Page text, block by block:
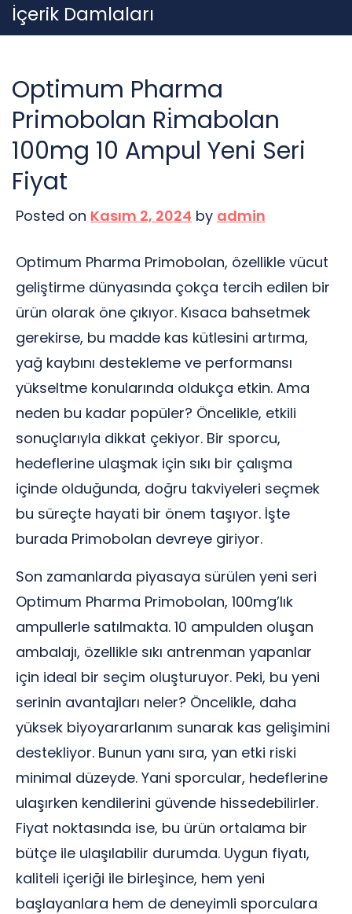
Skip
to
İçerik Damlaları
Optimum Pharma
Primobolan Ri̇mabolan
100mg 10 Ampul Yeni Seri
Fiyat
Posted on Kasım 2, 2024 by admin
Optimum Pharma Primobolan, özellikle vücut
geliştirme dünyasında çokça tercih edilen bir
ürün olarak öne çıkıyor. Kısaca bahsetmek
gerekirse, bu madde kas kütlesini artırma,
yağ kaybını destekleme ve performansı
yükseltme konularında oldukça etkin. Ama
neden bu kadar popüler? Öncelikle, etkili
sonuçlarıyla dikkat çekiyor. Bir sporcu,
hedeflerine ulaşmak için sıkı bir çalışma
içinde olduğunda, doğru takviyeleri seçmek
bu süreçte hayati bir önem taşıyor. İşte
burada Primobolan devreye giriyor.
Son zamanlarda piyasaya sürülen yeni seri
Optimum Pharma Primobolan, 100mg’lık
ampullerle satılmakta. 10 ampulden oluşan
ambalajı, özellikle sıkı antrenman yapanlar
için ideal bir seçim oluşturuyor. Peki, bu yeni
serinin avantajları neler? Öncelikle, daha
yüksek biyoyararlanım sunarak kas gelişimini
destekliyor. Bunun yanı sıra, yan etki riski
minimal düzeyde. Yani sporcular, hedeflerine
ulaşırken kendilerini güvende hissedebilirler.
Fiyat noktasında ise, bu ürün ortalama bir
bütçe ile ulaşılabilir durumda. Uygun fiyatı,
kaliteli içeriği ile birleşince, hem yeni
başlayanlara hem de deneyimli sporculara